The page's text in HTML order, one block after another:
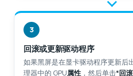
3
回滚或更新驱动程序
如果黑屏是在显卡驱动程序更新后
理器中的 GPU属性 ，然后单击“回